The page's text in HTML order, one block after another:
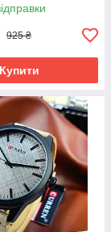
925 ₴
Купити